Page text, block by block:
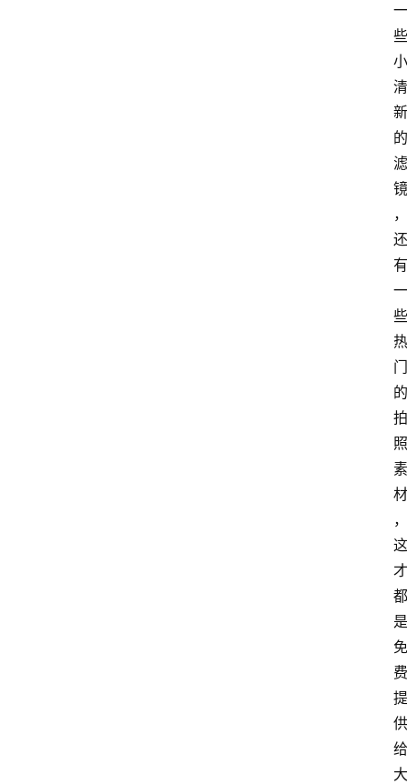
一
些
小
清
新
的
滤
镜
，
还
有
一
些
热
门
的
拍
照
素
材
，
这
才
都
是
免
费
提
供
给
大